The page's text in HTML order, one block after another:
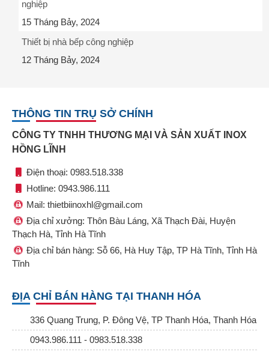
nghiệp
15 Tháng Bảy, 2024
Thiết bị nhà bếp công nghiệp
12 Tháng Bảy, 2024
THÔNG TIN TRỤ SỞ CHÍNH
CÔNG TY TNHH THƯƠNG MẠI VÀ SẢN XUẤT INOX
HỒNG LĨNH
Điện thoại: 0983.518.338
Hotline: 0943.986.111
Mail: thietbiinoxhl@gmail.com
Địa chỉ xưởng: Thôn Bàu Láng, Xã Thạch Đài, Huyện
Thạch Hà, Tỉnh Hà Tĩnh
Địa chỉ bán hàng: Sỗ 66, Hà Huy Tập, TP Hà Tĩnh, Tỉnh Hà
Tĩnh
ĐỊA CHỈ BÁN HÀNG TẠI THANH HÓA
336 Quang Trung, P. Đông Vệ, TP Thanh Hóa, Thanh Hóa
0943.986.111 - 0983.518.338